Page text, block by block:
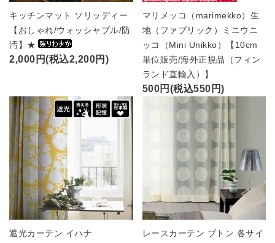
キッチンマット ソリッディー
【おしゃれ/ウォッシャブル/防
汚】★
2,000円(税込2,200円)
マリメッコ（marimekko）生
地（ファブリック）ミニウニ
ッコ（Mini Unikko）【10cm
単位販売/海外正規品（フィン
ランド直輸入）】
500円(税込550円)
遮光カーテン イハナ
レースカーテン ブトン 各サイ